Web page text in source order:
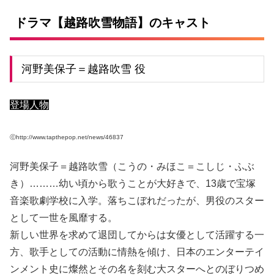
ドラマ【越路吹雪物語】のキャスト
河野美保子＝越路吹雪 役
登場人物
ⓒhttp://www.tapthepop.net/news/46837
河野美保子＝越路吹雪（こうの・みほこ＝こしじ・ふぶ
き）………幼い頃から歌うことが大好きで、13歳で宝塚
音楽歌劇学校に入学。落ちこぼれだったが、男役のスター
として一世を風靡する。
新しい世界を求めて退団してからは女優として活躍する一
方、歌手としての活動に情熱を傾け、日本のエンターテイ
ンメント史に燦然とその名を刻む大スターへとのぼりつめ